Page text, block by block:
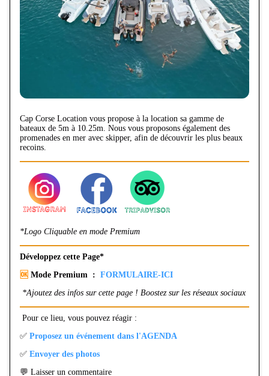
Cap Corse Location vous propose à la location sa gamme de
bateaux de 5m à 10.25m. Nous vous proposons également des
promenades en mer avec skipper, afin de découvrir les plus beaux
recoins.
*Logo Cliquable en mode Premium
Développez cette Page*
🆗 Mode Premium : FORMULAIRE-ICI
*Ajoutez des infos sur cette page ! Boostez sur les réseaux sociaux
Pour ce lieu, vous pouvez réagir :
✅ Proposez un événement dans l'AGENDA
✅ Envoyer des photos
💬 Laisser un commentaire